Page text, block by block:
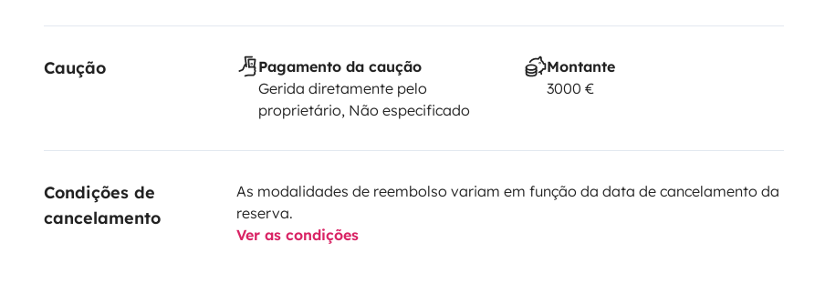
Caução
Pagamento da caução
Gerida diretamente pelo
proprietário, Não especificado
Montante
3000 €
Condições de
cancelamento
As modalidades de reembolso variam em função da data de cancelamento da
reserva.
Ver as condições